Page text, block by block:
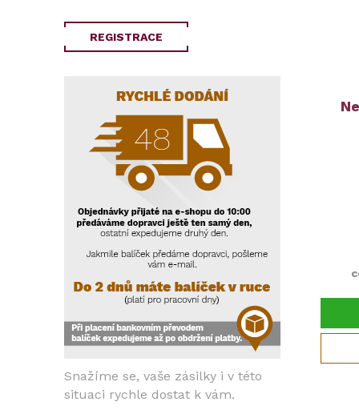
REGISTRACE
Snažíme se, vaše zásilky i v této
situaci rychle dostat k vám.